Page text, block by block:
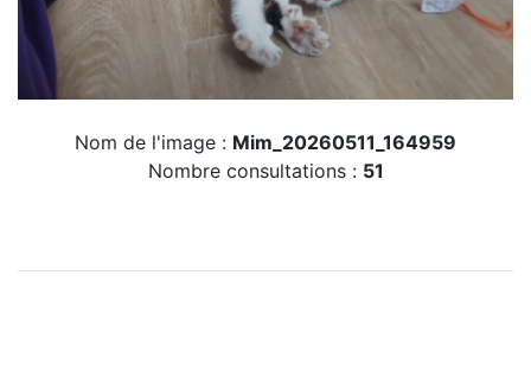
Nom de l'image : Mim_20260511_164959
Nombre consultations : 51